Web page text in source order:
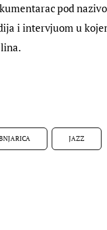
pod
i intervjuom u
JAZZ